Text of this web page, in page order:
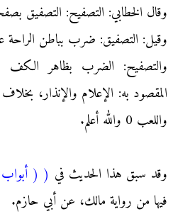
وقال الخطابي: التصفيح: التصفيق
وقيل: التصفيق: ضرب بباطن الراحة
والتصفيح: الضرب بظاهر
المقصود به: الإعلام والإنذار،
واللعب 0 والله أعلم.
وقد سبق هذا الحديث في ( ( أبواب
فيها من رواية مالك، عن أبي حازم.